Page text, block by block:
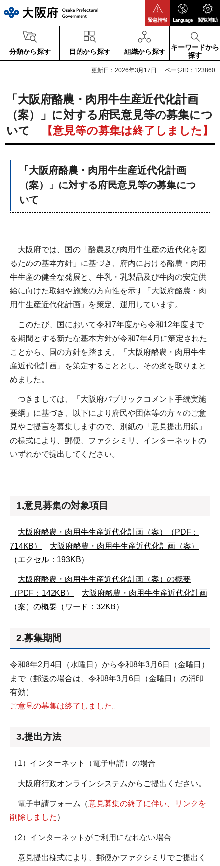
緊急情報 Language 閲覧補助
分類から探す 目的から探す 組織から探す
キーワードから
探す
更新日：2026年3月17日 ページID：123860
「大阪府酪農・肉用牛生産近代化計画
（案）」に対する府民意見等の募集につ
いて
【意見等の募集は終了しました】
「大阪府酪農・肉用牛生産近代化計画
（案）」に対する府民意見等の募集につ
いて
大阪府では、国の「酪農及び肉用牛生産の近代化を図
るための基本方針」に基づき、府内における酪農・肉用
牛生産の健全な発展と、牛乳・乳製品及び牛肉の安定供
給に向けた取組や施策の方向性を示す「大阪府酪農・肉
用牛生産近代化計画」を策定、運用しています。
このたび、国において令和7年度から令和12年度まで
を期間とする新たな基本方針が令和7年4月に策定された
ことから、国の方針を踏まえ、「大阪府酪農・肉用牛生
産近代化計画」を策定することとし、その案を取りまと
めました。
つきましては、「大阪府パブリックコメント手続実施
要綱」に基づき、以下により府民や団体等の方々のご意
見やご提言を募集しますので、別紙の「意見提出用紙」
の様式により、郵便、ファクシミリ、インターネットの
いずれかで提出してください。
1.意見募集の対象項目
大阪府酪農・肉用牛生産近代化計画（案）（PDF：
714KB）
大阪府酪農・肉用牛生産近代化計画（案）
（エクセル：193KB）
大阪府酪農・肉用牛生産近代化計画（案）の概要
（PDF：142KB）
大阪府酪農・肉用牛生産近代化計画
（案）の概要（ワード：32KB）
2.募集期間
令和8年2月4日（水曜日）から令和8年3月6日（金曜日）
まで（郵送の場合は、令和8年3月6日（金曜日）の消印
有効）
ご意見の募集は終了しました。
3.提出方法
（1）インターネット（電子申請）の場合
大阪府行政オンラインシステムからご提出ください。
電子申請フォーム（意見募集の終了に伴い、リンクを
削除しました ）
（2）インターネットがご利用になれない場合
意見提出様式により、郵便かファクシミリでご提出く